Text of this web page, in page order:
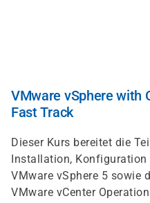
VMware vSphere with
Fast Track
Dieser Kurs bereitet die
Installation, Konfiguration
VMware vSphere 5 sowie
VMware vCenter